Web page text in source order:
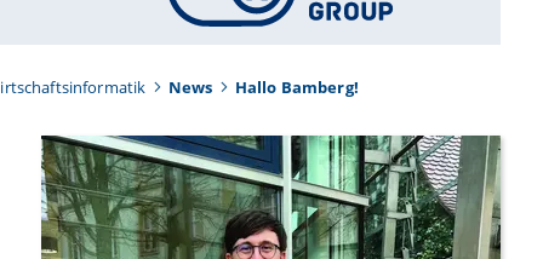
News Hallo Bamberg!